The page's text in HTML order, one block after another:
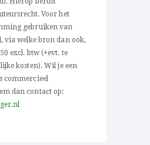
Voor het
gebruiken van
via welke bron dan ook,
excl. btw (+evt. te
kosten). Wil je een
commercieel
dan contact op: